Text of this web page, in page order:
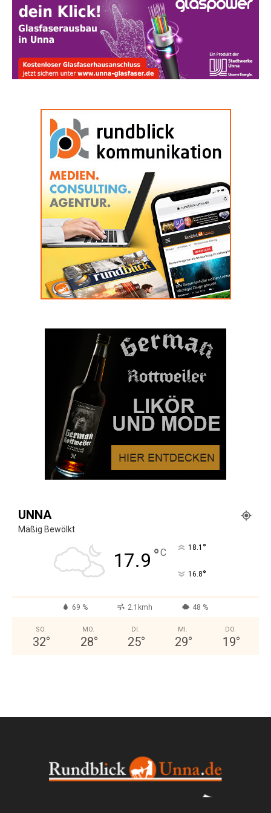
UNNA
Mäßig Bewölkt
17.9 °C 18.1 °
16.8°
69 % 2.1kmh 48 %
SO.
32°
MO.
28°
DI.
25°
MI.
29°
DO.
19°